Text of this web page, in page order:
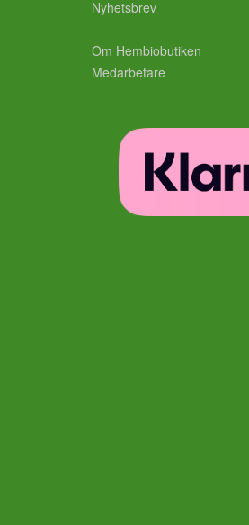
Nyhetsbrev
Om Hembiobutiken
Medarbetare